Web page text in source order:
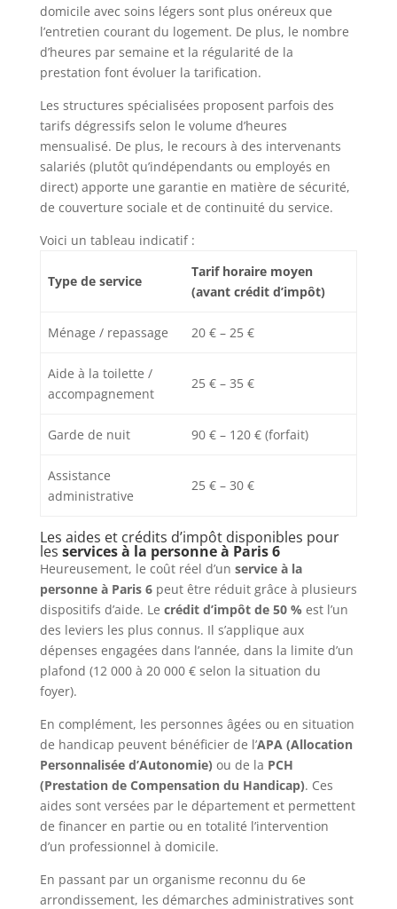
domicile avec soins légers sont plus onéreux que
l’entretien courant du logement. De plus, le nombre
d’heures par semaine et la régularité de la
prestation font évoluer la tarification.
Les structures spécialisées proposent parfois des
tarifs dégressifs selon le volume d’heures
mensualisé. De plus, le recours à des intervenants
salariés (plutôt qu’indépendants ou employés en
direct) apporte une garantie en matière de sécurité,
de couverture sociale et de continuité du service.
Voici un tableau indicatif :
Type de service
Tarif horaire moyen
(avant crédit d’impôt)
Ménage / repassage 20 € – 25 €
Aide à la toilette /
accompagnement
25 € – 35 €
Garde de nuit 90 € – 120 € (forfait)
Assistance
administrative
25 € – 30 €
Les aides et crédits d’impôt disponibles pour
les services à la personne à Paris 6
Heureusement, le coût réel d’un service à la
personne à Paris 6peut être réduit grâce à plusieurs
dispositifs d’aide. Le crédit d’impôt de 50 % est l’un
des leviers les plus connus. Il s’applique aux
dépenses engagées dans l’année, dans la limite d’un
plafond (12 000 à 20 000 € selon la situation du
foyer).
En complément, les personnes âgées ou en situation
de handicap peuvent bénéficier de l’APA (Allocation
Personnalisée d’Autonomie) ou de la PCH
(Prestation de Compensation du Handicap). Ces
aides sont versées par le département et permettent
de financer en partie ou en totalité l’intervention
d’un professionnel à domicile.
En passant par un organisme reconnu du 6e
arrondissement, les démarches administratives sont